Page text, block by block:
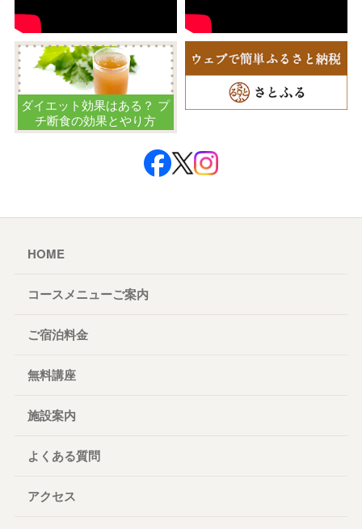
ダイエット効果はある？ プ
チ断食の効果とやり方
HOME
コースメニューご案内
ご宿泊料金
無料講座
施設案内
よくある質問
アクセス